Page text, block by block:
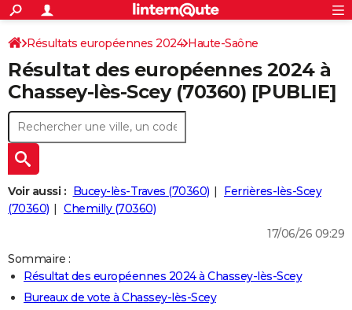
ACTUALITÉS
Politique
Société
Faits Divers
Education
Monde
Villes
+
SPORT
Coupe du monde 2026
Football
Tennis
Cyclisme
Rugby
Forum
CULTURE
Programme TV
TNT
Streaming
Cinéma
Sorties cinéma
Musique
+
FINANCE
Retraite
Impôts
Epargne
Immobilier
Risques naturels par ville
Banque
Assurance
Crédit
AUTO
Essais
Réserver un essai
Citadines
Berlines
SUV
Forum auto
+
HIGH-TECH
Mobiles
Meilleur smartphone
Internet
Ordinateurs
Jeux vidéo
Guide high-tech
+
BRICOLAGE
Guides de France
Escapades
Patrimoine
Expositions
Musées
Week-end nature
LIFESTYLE
Art de vivre
Bien-être
Loisirs
Mode
Modes de vie
S'inscrire
Connexion
Résultats européennes 2024 Haute-Saône
Résultat des européennes 2024 à
Chassey-lès-Scey (70360) [PUBLIE]
Voir aussi : Bucey-lès-Traves (70360)
Ferrières-lès-Scey
(70360)
Chemilly (70360)
17/06/26 09:29
Sommaire :
Résultat des européennes 2024 à Chassey-lès-Scey
Bureaux de vote à Chassey-lès-Scey